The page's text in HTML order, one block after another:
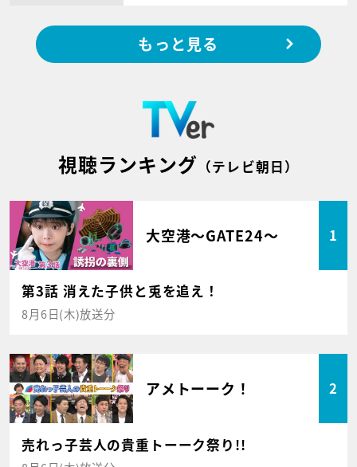
もっと見る
視聴ランキング （テレビ朝日）
大空港～GATE24～ 1
第3話 消えた子供と兎を追え！
8月6日(木)放送分
アメトーーク！ 2
売れっ子芸人の貴重トーーク祭り!!